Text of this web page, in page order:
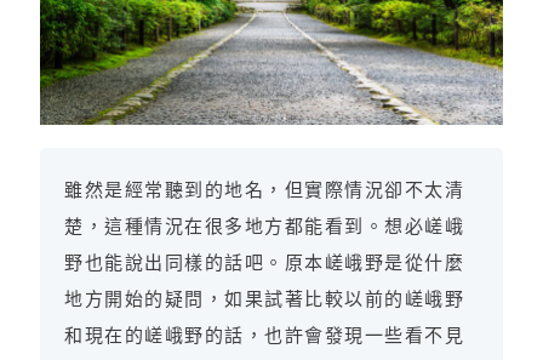
雖然是經常聽到的地名，但實際情況卻不太清
楚，這種情況在很多地方都能看到。想必嵯峨
野也能說出同樣的話吧。原本嵯峨野是從什麼
地方開始的疑問，如果試著比較以前的嵯峨野
和現在的嵯峨野的話，也許會發現一些看不見